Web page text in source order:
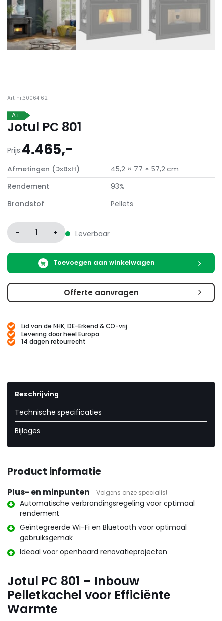
Art nr:30064162
A+
Jotul PC 801
Prijs:4.465,-
Afmetingen (DxBxH)
45,2 × 77 × 57,2 cm
Rendement
93%
Brandstof
Pellets
- 1 + Leverbaar
Toevoegen aan winkelwagen
Offerte aanvragen
Lid van de NHK, DE-Erkend & CO-vrij
Levering door heel Europa
14 dagen retourrecht
Beschrijving
Technische specificaties
Bijlages
Product informatie
Plus- en minpunten Volgens onze specialist
Automatische verbrandingsregeling voor optimaal
rendement
Geïntegreerde Wi-Fi en Bluetooth voor optimaal
gebruiksgemak
Ideaal voor openhaard renovatieprojecten
Jotul PC 801 – Inbouw
Pelletkachel voor Efficiënte
Warmte